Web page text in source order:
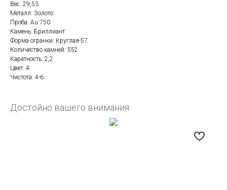
Вес: 29,53
Металл: Золото
Проба: Au 750
Камень: Бриллиант
Форма огранки: Круглая-57
Количество камней: 552
Каратность: 2,2
Цвет: 4
Чистота: 4-6
Достойно вашего внимания